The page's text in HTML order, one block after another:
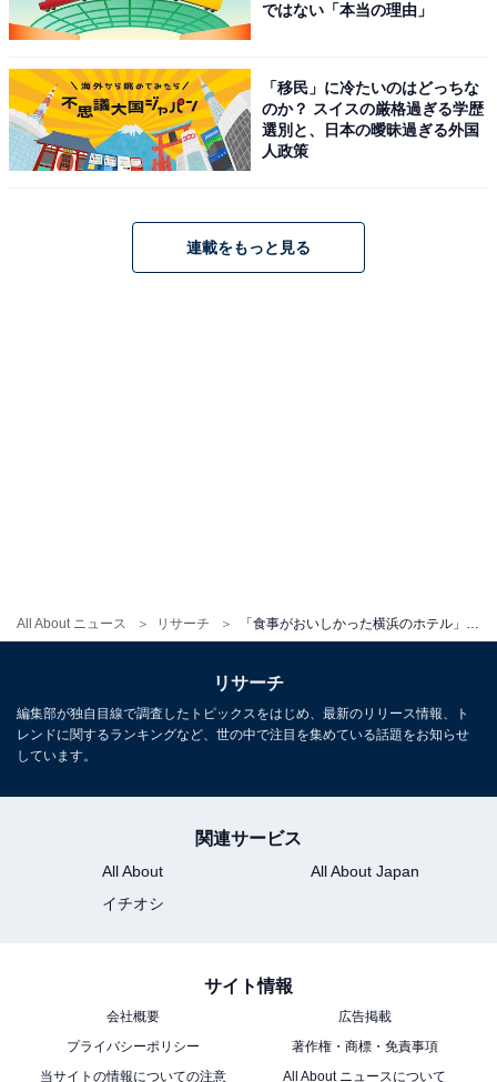
All About ニュース リサーチ
※回答者のコメントは原文ママです
この記事の執筆者：田辺 紫 プロフィール
神奈川県在住コピーライター。2001年2月より総合情報
サイト「All About」で横浜ガイドを務める。2009年4
月、第3回かながわ検定 横浜ライセンス1級取得。「横浜
8位までの全ランキング結果を見
こちらもおすすめ
ではない「本当の理由」
「移民」に冷たいのはどっちな
のか？ スイスの厳格過ぎる学歴
選別と、日本の曖昧過ぎる外国
人政策
連載をもっと見る
リサーチ
編集部が独自目線で調査したトピックスをはじめ、最新のリリース情報、ト
レンドに関するランキングなど、世の中で注目を集めている話題をお知らせ
しています。
関連サービス
All About
All About Japan
イチオシ
サイト情報
会社概要
広告掲載
プライバシーポリシー
著作権・商標・免責事項
当サイトの情報についての注意
All About ニュースについて